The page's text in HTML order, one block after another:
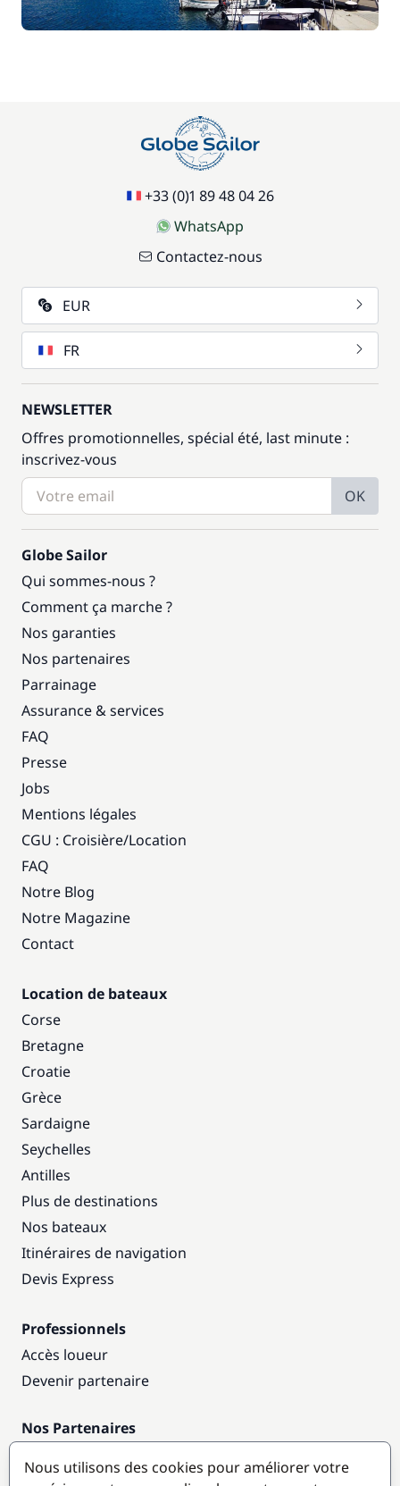
+33 (0)1 89 48 04 26
WhatsApp
Contactez-nous
EUR
FR
NEWSLETTER
Offres promotionnelles, spécial été, last minute :
inscrivez-vous
OK
Globe Sailor
Qui sommes-nous ?
Comment ça marche ?
Nos garanties
Nos partenaires
Parrainage
Assurance & services
FAQ
Presse
Jobs
Mentions légales
CGU : Croisière/Location
FAQ
Notre Blog
Notre Magazine
Contact
Location de bateaux
Corse
Bretagne
Croatie
Grèce
Sardaigne
Seychelles
Antilles
Plus de destinations
Nos bateaux
Itinéraires de navigation
Devis Express
Professionnels
Accès loueur
Devenir partenaire
Nos Partenaires
Nous utilisons des cookies pour améliorer votre